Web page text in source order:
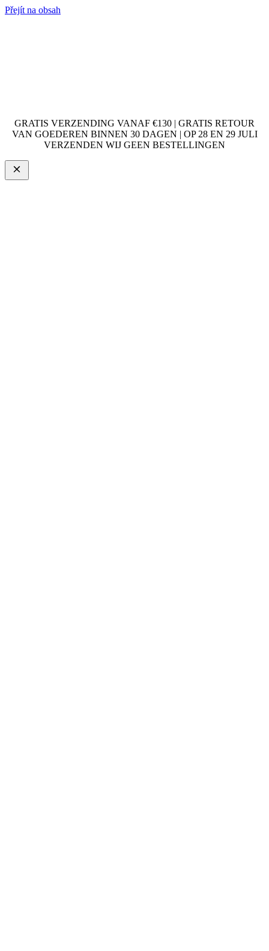
Přejít na obsah
GRATIS VERZENDING VANAF €130 | GRATIS RETOUR
VAN GOEDEREN BINNEN 30 DAGEN | OP 28 EN 29 JULI
VERZENDEN WIJ GEEN BESTELLINGEN